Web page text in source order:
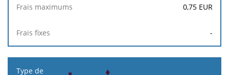
0,75 EUR
-